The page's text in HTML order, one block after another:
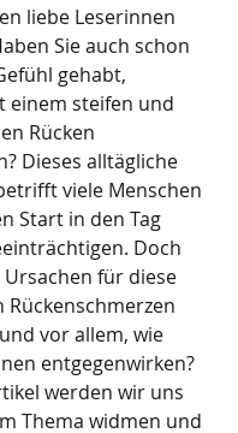
liebe Leserinnen
Sie auch schon
gehabt,
einem steifen und
Rücken
Dieses alltägliche
viele Menschen
Start in den Tag
Doch
für diese
vor allem, wie
entgegenwirken?
werden wir uns
Thema widmen und